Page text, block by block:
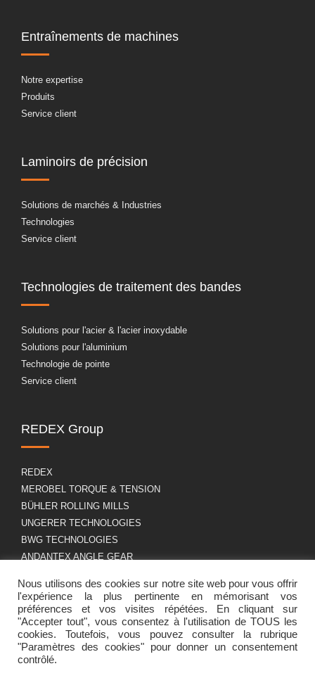
Entraînements de machines
Notre expertise
Produits
Service client
Laminoirs de précision
Solutions de marchés & Industries
Technologies
Service client
Technologies de traitement des bandes
Solutions pour l'acier & l'acier inoxydable
Solutions pour l'aluminium
Technologie de pointe
Service client
REDEX Group
REDEX
MEROBEL TORQUE & TENSION
BÜHLER ROLLING MILLS
UNGERER TECHNOLOGIES
BWG TECHNOLOGIES
ANDANTEX ANGLE GEAR
A propos
Présentation du groupe
Carrière
RGPD
Mentions légales
Nous utilisons des cookies sur notre site web pour vous offrir
l'expérience la plus pertinente en mémorisant vos
préférences et vos visites répétées. En cliquant sur
"Accepter tout", vous consentez à l'utilisation de TOUS les
cookies. Toutefois, vous pouvez consulter la rubrique
"Paramètres des cookies" pour donner un consentement
contrôlé.